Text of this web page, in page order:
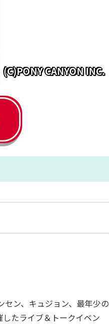
セン、キュジョン、最年少の
たライブ＆トークイベン